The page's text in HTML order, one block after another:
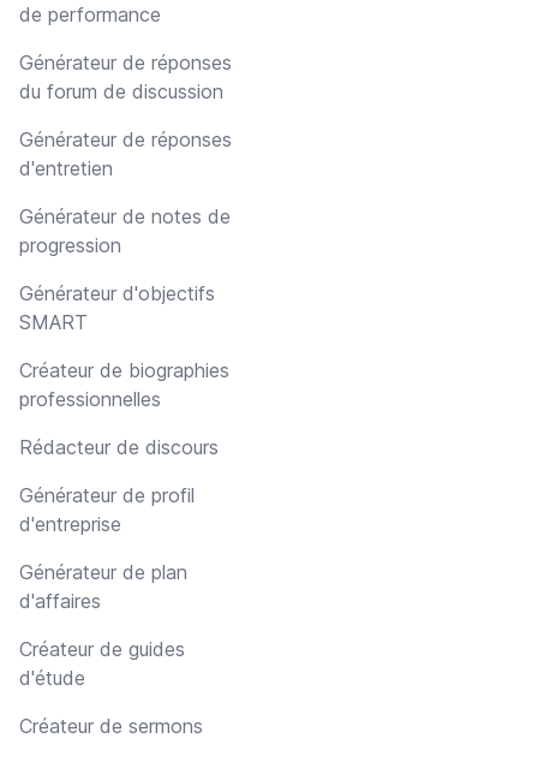
de performance
Générateur de réponses
du forum de discussion
Générateur de réponses
d'entretien
Générateur de notes de
progression
Générateur d'objectifs
SMART
Créateur de biographies
professionnelles
Rédacteur de discours
Générateur de profil
d'entreprise
Générateur de plan
d'affaires
Créateur de guides
d'étude
Créateur de sermons